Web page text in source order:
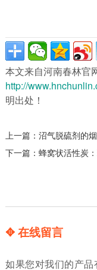
本文来自河南春林官
http://
明出处！
上一篇： 沼气脱硫剂的
下一篇： 蜂窝状活性炭
✥ 在线留言
如果您对我们的产品